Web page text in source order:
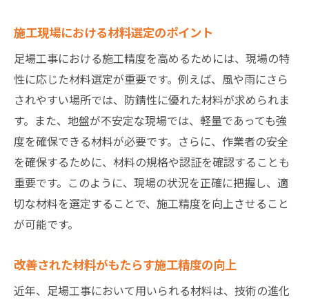
施工現場における材料選定のポイント
足場工事における施工精度を高めるためには、現場の特
性に応じた材料選定が重要です。例えば、風や雨にさら
されやすい場所では、防錆性に優れた材料が求められま
す。また、地盤が不安定な現場では、軽量であっても強
度を確保できる材料が必要です。さらに、作業者の安全
を確保するために、材料の規格や認証を確認することも
重要です。このように、現場の状況を正確に把握し、適
切な材料を選定することで、施工精度を向上させること
が可能です。
改善された材料がもたらす施工精度の向上
近年、足場工事において用いられる材料は、技術の進化